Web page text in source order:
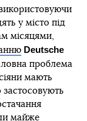
у місто під
місяцями,
Deutsche
проблема
мають
застосовують
майже